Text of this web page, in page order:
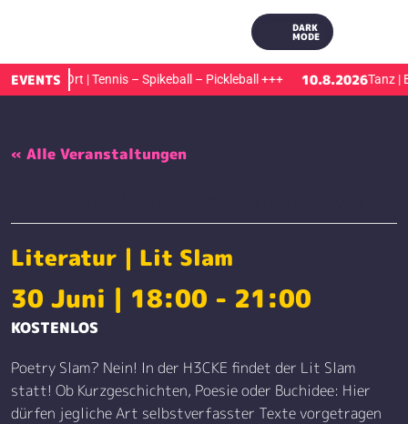
DARK
MODE
EVENTS
Sport vor Ort | Tennis – Spikeball – Pickleball+++ 10.8.2026Tanz |
« Alle Veranstaltungen
Literatur | Lit Slam
30 Juni | 18:00 - 21:00
KOSTENLOS
Poetry Slam? Nein! In der H3CKE findet der Lit Slam
statt! Ob Kurzgeschichten, Poesie oder Buchidee: Hier
dürfen jegliche Art selbstverfasster Texte vorgetragen